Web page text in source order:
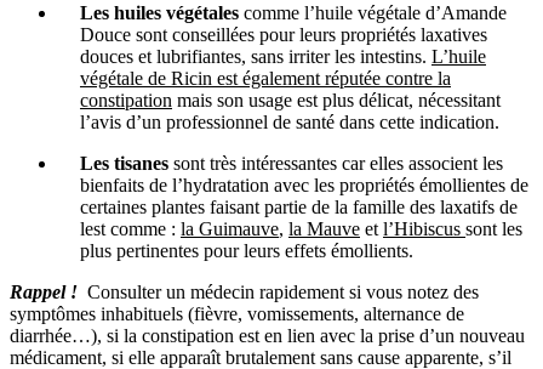
Les huiles végétales comme l’huile végétale d’Amande
Douce sont conseillées pour leurs propriétés laxatives
douces et lubrifiantes, sans irriter les intestins. L’huile
végétale de Ricin est également réputée contre la
constipation mais son usage est plus délicat, nécessitant
l’avis d’un professionnel de santé dans cette indication.
Les tisanes sont très intéressantes car elles associent les
bienfaits de l’hydratation avec les propriétés émollientes de
certaines plantes faisant partie de la famille des laxatifs de
lest comme : la Guimauve, la Mauve et l’Hibiscus sont les
plus pertinentes pour leurs effets émollients.
Rappel ! Consulter un médecin rapidement si vous notez des
symptômes inhabituels (fièvre, vomissements, alternance de
diarrhée…), si la constipation est en lien avec la prise d’un nouveau
médicament, si elle apparaît brutalement sans cause apparente, s’il